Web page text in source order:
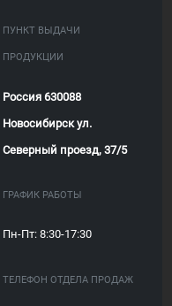
ПУНКТ ВЫДАЧИ
ПРОДУКЦИИ
Россия 630088
Новосибирск ул.
Северный проезд, 37/5
ГРАФИК РАБОТЫ
Пн-Пт: 8:30-17:30
ТЕЛЕФОН ОТДЕЛА ПРОДАЖ